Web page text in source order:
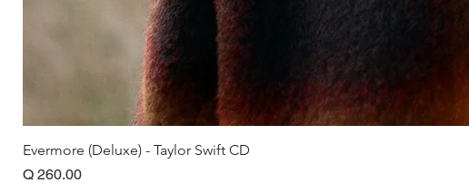
Evermore (Deluxe) - Taylor Swift CD
Precio
Q 260.00